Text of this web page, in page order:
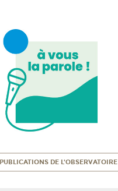
DE L'OBSERVATOIRE